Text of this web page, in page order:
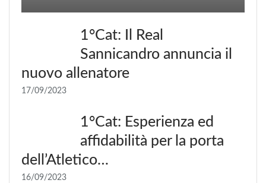
1°Cat: Il Real
Sannicandro annuncia il
nuovo allenatore
17/09/2023
1°Cat: Esperienza ed
affidabilità per la porta
dell’Atletico…
16/09/2023